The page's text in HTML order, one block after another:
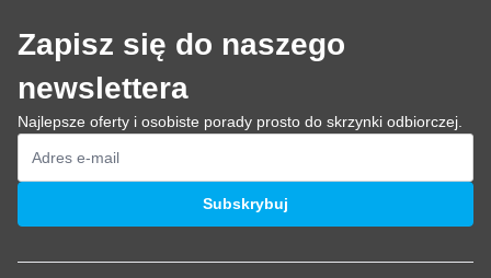
Zapisz się do naszego
newslettera
Najlepsze oferty i osobiste porady prosto do skrzynki odbiorczej.
Adres e-mail
Subskrybuj